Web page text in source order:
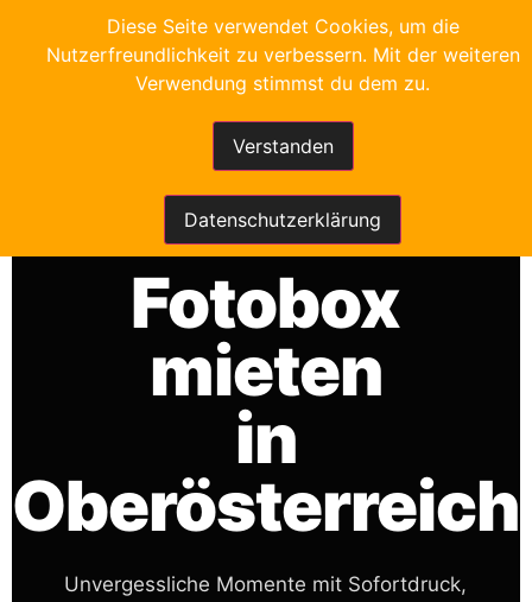
FRANKYS FOTOBOX
Fotobox
mieten
in
Oberösterreich
Unvergessliche Momente mit Sofortdruck,
Diese Seite verwendet Cookies, um die
Nutzerfreundlichkeit zu verbessern. Mit der weiteren
Verwendung stimmst du dem zu.
Verstanden
Datenschutzerklärung